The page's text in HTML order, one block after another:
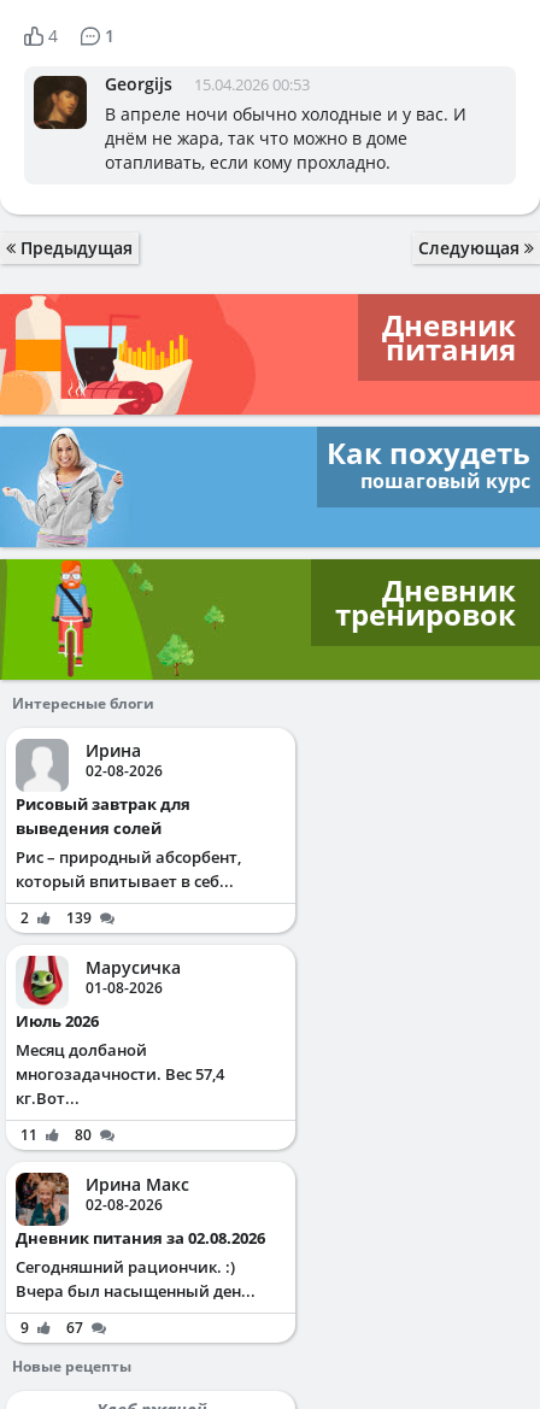
4 1
Georgijs 15.04.2026 00:53
В апреле ночи обычно холодные и у вас. И
днём не жара, так что можно в доме
отапливать, если кому прохладно.
Предыдущая Следующая
Дневник
питания
Как похудеть
пошаговый курс
Дневник
тренировок
Интересные блоги
Ирина
02-08-2026
Рисовый завтрак для
выведения солей
Рис – природный абсорбент,
который впитывает в себ...
2 139
Марусичка
01-08-2026
Июль 2026
Месяц долбаной
многозадачности. Вес 57,4
кг.Вот...
11 80
Ирина Макс
02-08-2026
Дневник питания за 02.08.2026
Сегодняшний рациончик. :)
Вчера был насыщенный ден...
9
67
Новые рецепты